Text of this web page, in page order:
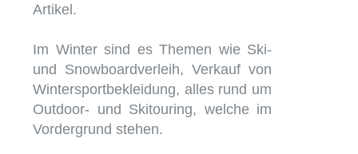
Artikel.
Im Winter sind es Themen wie Ski-
und Snowboardverleih, Verkauf von
Wintersportbekleidung, alles rund um
Outdoor- und Skitouring, welche im
Vordergrund stehen.